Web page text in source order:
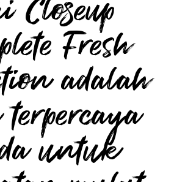
Fresh
adalah
untuk